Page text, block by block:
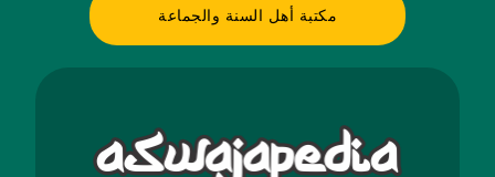
مكتبة أهل السنة والجماعة